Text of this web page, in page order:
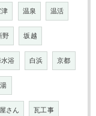
津 温泉 温活
野 坂越
水浴 白浜 京都
さん 瓦工事